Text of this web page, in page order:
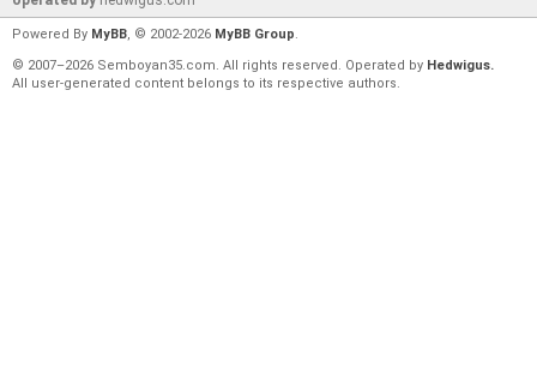
Powered By MyBB, © 2002-2026 MyBB Group.
© 2007–2026 Semboyan35.com. All rights reserved. Operated by Hedwigus.
All user-generated content belongs to its respective authors.